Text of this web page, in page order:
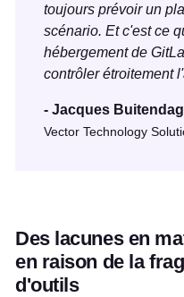
toujours prévoir un
scénario. Et c'est ce
hébergement de
contrôler étroitement
- Jacques
Vector Technology
Des lacunes en
en raison de la
d'outils